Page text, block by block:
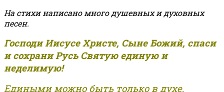
На стихи написано много душевных и духовных
песен.
Господи Иисусе Христе, Сыне Божий, спаси
и сохрани Русь Святую единую и
неделимую!
Едиными можно быть только в духе,